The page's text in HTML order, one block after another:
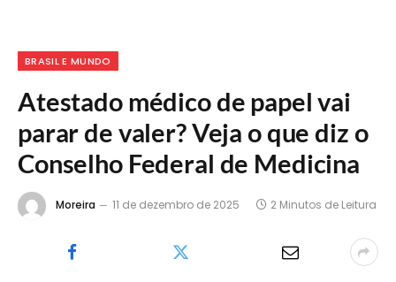
BRASIL E MUNDO
Atestado médico de papel vai
parar de valer? Veja o que diz o
Conselho Federal de Medicina
Moreira 11 de dezembro de 2025 2 Minutos de Leitura